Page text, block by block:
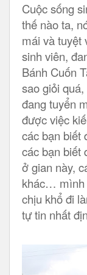
Cuộc sống
thế nào ta,
mái và tuyệt
sinh viên,
Bánh Cuốn
sao giỏi
đang tuyển
được việc
các bạn biết
các bạn biết
ở gian này,
khác… mình
chịu khổ đi
tự tin nhất